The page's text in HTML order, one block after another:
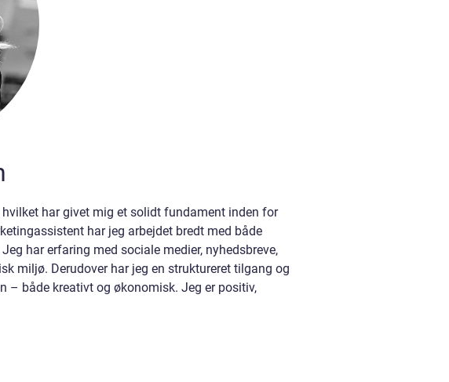
har givet mig et solidt fundament inden for
har jeg arbejdet bredt med både
har erfaring med sociale medier, nyhedsbreve,
miljø. Derudover har jeg en struktureret tilgang og
– både kreativt og økonomisk. Jeg er positiv,